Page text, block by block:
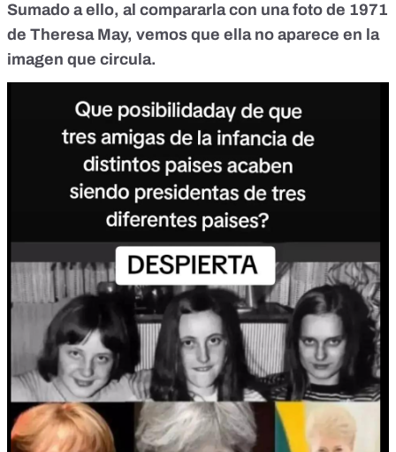
Sumado a ello, al compararla con una foto de 1971
de Theresa May, vemos que ella no aparece en la
imagen que circula.